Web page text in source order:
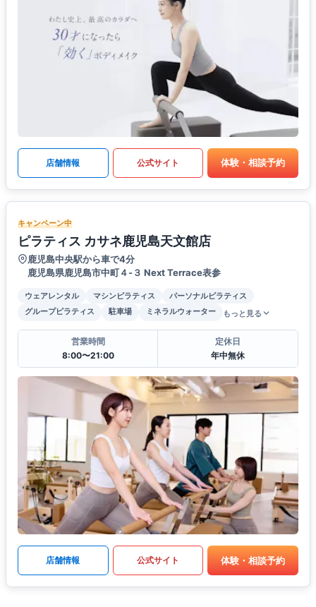
店舗情報 公式サイト 体験・相談予約
キャンペーン中
ピラティス カサネ鹿児島天文館店
鹿児島中央駅から車で4分
鹿児島県鹿児島市中町４-３ Next Terrace表参
ウェアレンタル マシンピラティス
パーソナルピラティス
グループピラティス
駐車場 ミネラルウォーター もっと見る
営業時間
8:00〜21:00
定休日
年中無休
店舗情報 公式サイト 体験・相談予約